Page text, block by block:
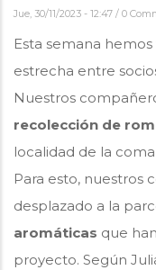
Jue, 30/11/2023 - 12:47 / 0
Esta semana
estrecha entre
Nuestros
recolección de
localidad de la
Para esto, nuestros
desplazado a la
aromáticas que
proyecto. Según